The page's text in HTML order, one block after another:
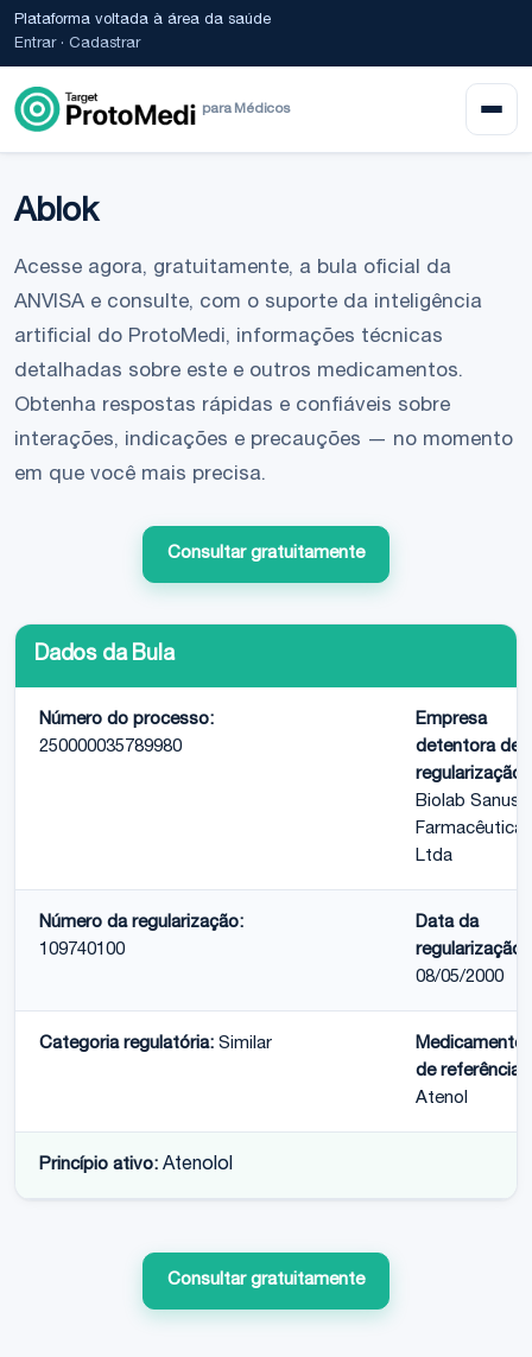
Plataforma voltada à área da saúde
Entrar· Cadastrar
para Médicos
Ablok
Acesse agora, gratuitamente, a bula oficial da
ANVISA e consulte, com o suporte da inteligência
artificial do ProtoMedi, informações técnicas
detalhadas sobre este e outros medicamentos.
Obtenha respostas rápidas e confiáveis sobre
interações, indicações e precauções — no momento
em que você mais precisa.
Consultar gratuitamente
Dados da Bula
Número do processo:
250000035789980
Empresa
detentora de
regularização:
Biolab Sanus
Farmacêutica
Ltda
Número da regularização:
109740100
Data da
regularização:
08/05/2000
Categoria regulatória: Similar
Medicamento
de referência:
Atenol
Princípio ativo: Atenolol
Consultar gratuitamente